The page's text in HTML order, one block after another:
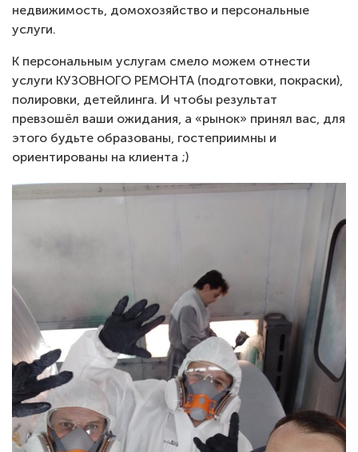
недвижимость, домохозяйство и персональные
услуги.
К персональным услугам смело можем отнести
услуги КУЗОВНОГО РЕМОНТА (подготовки, покраски),
полировки, детейлинга. И чтобы результат
превзошёл ваши ожидания, а «рынок» принял вас, для
этого будьте образованы, гостеприимны и
ориентированы на клиента ;)
Image